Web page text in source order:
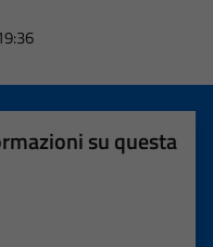
su questa